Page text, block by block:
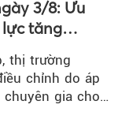
3/8: Ưu
tăng
thị trường
chỉnh do áp
chuyên gia cho